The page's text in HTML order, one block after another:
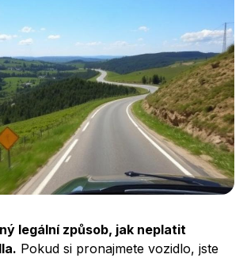
legální způsob, jak neplatit
Pokud si pronajmete vozidlo, jste